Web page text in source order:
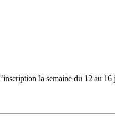
la semaine du 12 au